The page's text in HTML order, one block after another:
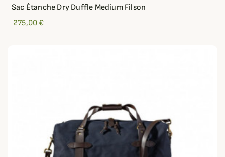
Sac Étanche Dry Duffle Medium Filson
275,00 €